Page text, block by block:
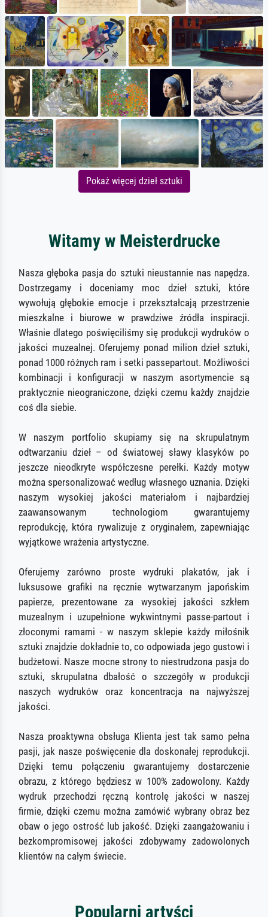
Pokaż więcej dzieł sztuki
Witamy w Meisterdrucke
Nasza głęboka pasja do sztuki nieustannie nas napędza.
Dostrzegamy i doceniamy moc dzieł sztuki, które
wywołują głębokie emocje i przekształcają przestrzenie
mieszkalne i biurowe w prawdziwe źródła inspiracji.
Właśnie dlatego poświęciliśmy się produkcji wydruków o
jakości muzealnej. Oferujemy ponad milion dzieł sztuki,
ponad 1000 różnych ram i setki passepartout. Możliwości
kombinacji i konfiguracji w naszym asortymencie są
praktycznie nieograniczone, dzięki czemu każdy znajdzie
coś dla siebie.
W naszym portfolio skupiamy się na skrupulatnym
odtwarzaniu dzieł – od światowej sławy klasyków po
jeszcze nieodkryte współczesne perełki. Każdy motyw
można spersonalizować według własnego uznania. Dzięki
naszym wysokiej jakości materiałom i najbardziej
zaawansowanym technologiom gwarantujemy
reprodukcję, która rywalizuje z oryginałem, zapewniając
wyjątkowe wrażenia artystyczne.
Oferujemy zarówno proste wydruki plakatów, jak i
luksusowe grafiki na ręcznie wytwarzanym japońskim
papierze, prezentowane za wysokiej jakości szkłem
muzealnym i uzupełnione wykwintnymi passe-partout i
złoconymi ramami - w naszym sklepie każdy miłośnik
sztuki znajdzie dokładnie to, co odpowiada jego gustowi i
budżetowi. Nasze mocne strony to niestrudzona pasja do
sztuki, skrupulatna dbałość o szczegóły w produkcji
naszych wydruków oraz koncentracja na najwyższej
jakości.
Nasza proaktywna obsługa Klienta jest tak samo pełna
pasji, jak nasze poświęcenie dla doskonałej reprodukcji.
Dzięki temu połączeniu gwarantujemy dostarczenie
obrazu, z którego będziesz w 100% zadowolony. Każdy
wydruk przechodzi ręczną kontrolę jakości w naszej
firmie, dzięki czemu można zamówić wybrany obraz bez
obaw o jego ostrość lub jakość. Dzięki zaangażowaniu i
bezkompromisowej jakości zdobywamy zadowolonych
klientów na całym świecie.
Popularni artyści